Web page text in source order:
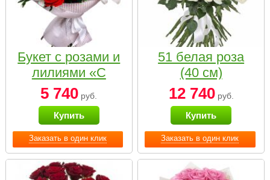
Заказать в один клик
Букет с розами и
лилиями «С
наилучшими
пожеланиями»
5 740 руб.
Купить
Заказать в один клик
51 белая роза
(40 см)
12 740руб.
Купить